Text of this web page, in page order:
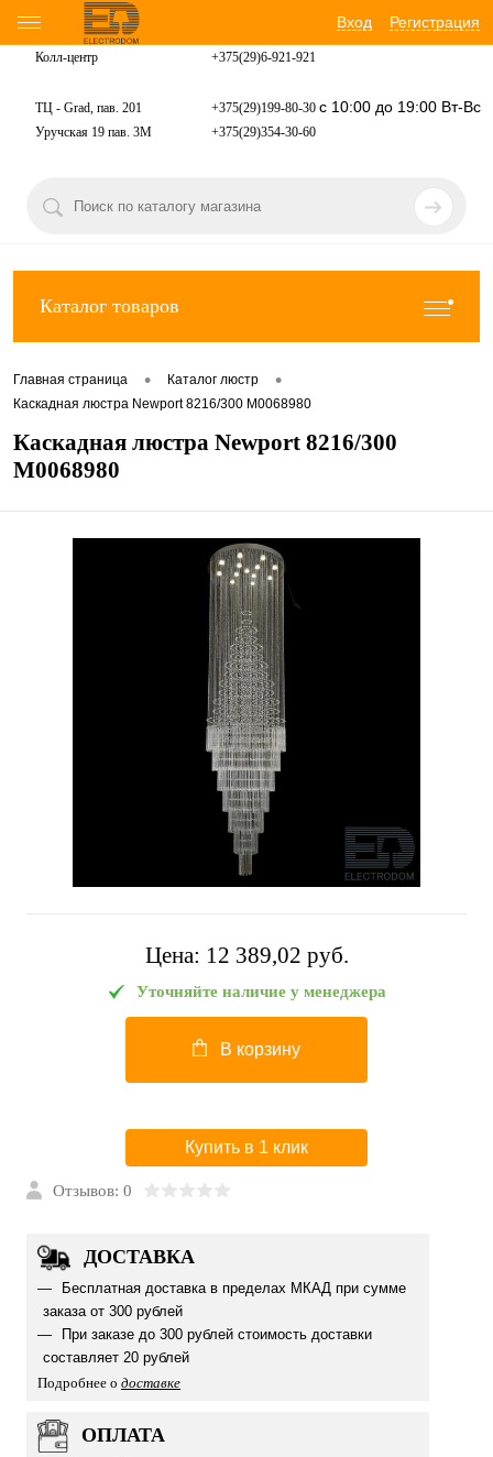
Вход Регистрация
Колл-центр +375(29)6-921-921
ТЦ - Grad, пав. 201 +375(29)199-80-30 с 10:00 до 19:00 Вт-Вс
Уручская 19 пав. 3М +375(29)354-30-60
Каталог товаров
Главная страница • Каталог люстр •
Каскадная люстра Newport 8216/300 М0068980
Каскадная люстра Newport 8216/300
М0068980
Цена: 12 389,02 pуб.
Уточняйте наличие у менеджера
В корзину
Купить в 1 клик
Отзывов: 0
ДОСТАВКА
Бесплатная доставка в пределах МКАД при сумме
заказа от 300 рублей
При заказе до 300 рублей стоимость доставки
составляет 20 рублей
Подробнее о доставке
ОПЛАТА